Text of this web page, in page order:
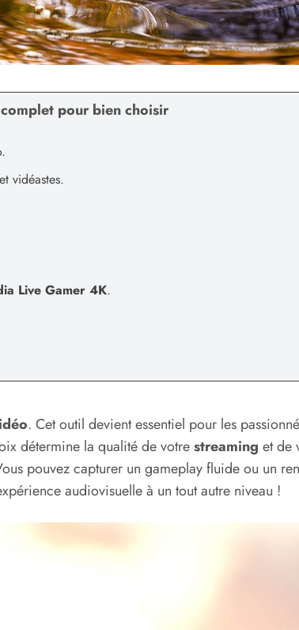
pour bien choisir
vidéastes.
Live Gamer 4K.
. Cet outil devient essentiel pour les
détermine la qualité de votrestreaming et de
pouvez capturer un gameplay fluide ou un
audiovisuelle à un tout autre niveau !